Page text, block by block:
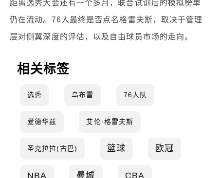
距离选秀大会还有一个多月，联合试训后的模拟榜单
仍在流动。76人最终是否点名格雷夫斯，取决于管理
层对侧翼深度的评估，以及自由球员市场的走向。
相关标签
选秀 乌布雷 76人队
爱德华兹 艾伦·格雷夫斯
圣克拉拉(古巴) 篮球 欧冠
NBA 曼城 CBA